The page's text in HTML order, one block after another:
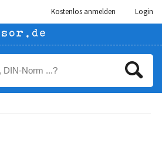
Kostenlos anmelden Login